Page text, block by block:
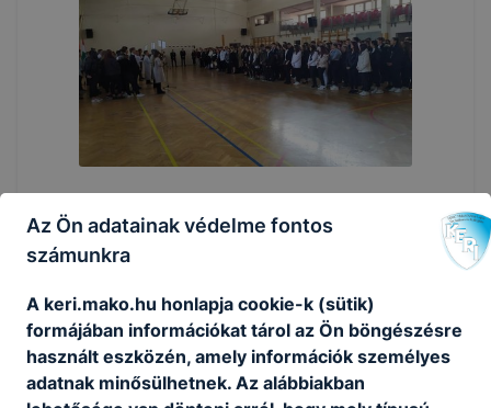
Az Ön adatainak védelme fontos
számunkra
A keri.mako.hu honlapja cookie-k (sütik)
formájában információkat tárol az Ön böngészésre
használt eszközén, amely információk személyes
adatnak minősülhetnek. Az alábbiakban